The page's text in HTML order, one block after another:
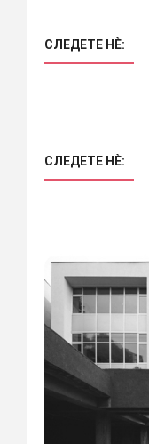
СЛЕДЕТЕ НÈ:
СЛЕДЕТЕ НÈ: